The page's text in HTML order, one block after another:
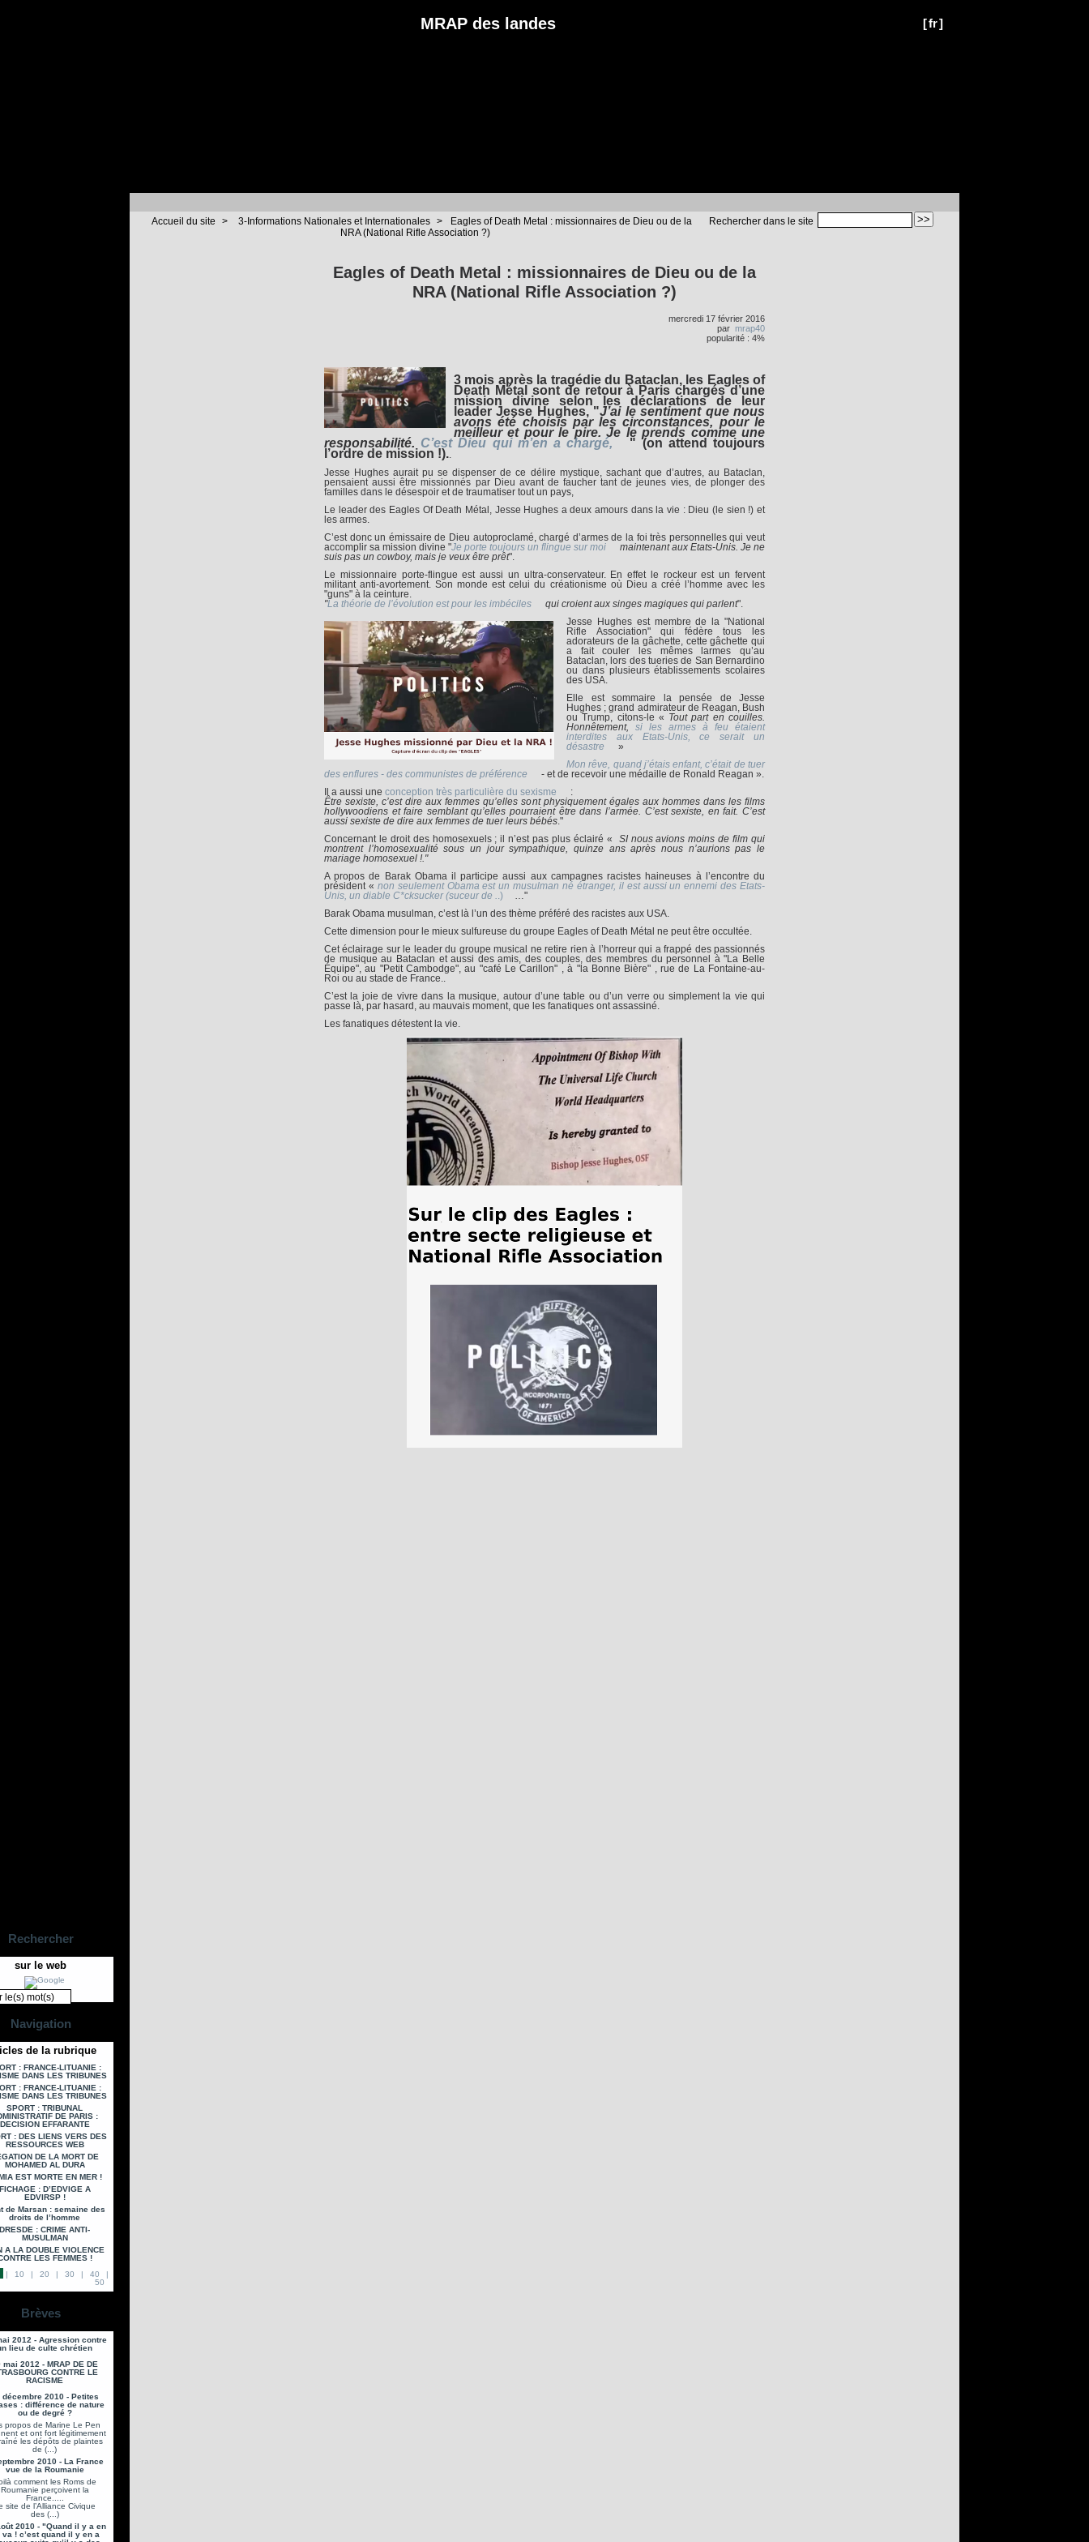
[fr]
MRAP des landes
Rechercher dans le site
Accueil du site > 3-Informations Nationales et Internationales >
Eagles of Death Metal : missionnaires de Dieu ou de la
NRA (National Rifle Association ?)
Eagles of Death Metal : missionnaires de Dieu ou de la
NRA (National Rifle Association ?)
mercredi 17 février 2016
par mrap40
popularité : 4%
3 mois après la tragédie du Bataclan, les Eagles of
Death Métal sont de retour à Paris chargés d’une
mission divine selon les déclarations de leur
leader Jesse Hughes, "J’ai le sentiment que nous
avons été choisis par les circonstances, pour le
meilleur et pour le pire. Je le prends comme une
responsabilité. C’est Dieu qui m’en a chargé, " (on attend toujours
l’ordre de mission !)..
Jesse Hughes aurait pu se dispenser de ce délire mystique, sachant que d’autres, au Bataclan,
pensaient aussi être missionnés par Dieu avant de faucher tant de jeunes vies, de plonger des
familles dans le désespoir et de traumatiser tout un pays,
Le leader des Eagles Of Death Métal, Jesse Hughes a deux amours dans la vie : Dieu (le sien !) et
les armes.
C’est donc un émissaire de Dieu autoproclamé, chargé d’armes de la foi très personnelles qui veut
accomplir sa mission divine "Je porte toujours un flingue sur moi
maintenant aux Etats-Unis. Je ne
suis pas un cowboy, mais je veux être prêt".
Le missionnaire porte-flingue est aussi un ultra-conservateur. En effet le rockeur est un fervent
militant anti-avortement. Son monde est celui du créationisme où Dieu a créé l’homme avec les
"guns" à la ceinture.
"La théorie de l’évolution est pour les imbéciles qui croient aux singes magiques qui parlent".
Jesse Hughes est membre de la "National
Rifle Association" qui fédère tous les
adorateurs de la gâchette, cette gâchette qui
a fait couler les mêmes larmes qu’au
Bataclan, lors des tueries de San Bernardino
ou dans plusieurs établissements scolaires
des USA.
Elle est sommaire la pensée de Jesse
Hughes ; grand admirateur de Reagan, Bush
ou Trump, citons-le « Tout part en couilles.
Honnêtement, si les armes à feu étaient
interdites aux Etats-Unis, ce serait un
désastre
»
Mon rêve, quand j’étais enfant, c’était de tuer
des enflures - des communistes de préférence
- et de recevoir une médaille de Ronald Reagan ».
Il a aussi une conception très particulière du sexisme
:
Être sexiste, c’est dire aux femmes qu’elles sont physiquement égales aux hommes dans les films
hollywoodiens et faire semblant qu’elles pourraient être dans l’armée. C’est sexiste, en fait. C’est
aussi sexiste de dire aux femmes de tuer leurs bébés."
Concernant le droit des homosexuels ; il n’est pas plus éclairé «
SI nous avions moins de film qui
montrent l’homosexualité sous un jour sympathique, quinze ans après nous n’aurions pas le
mariage homosexuel !."
A propos de Barak Obama il participe aussi aux campagnes racistes haineuses à l’encontre du
président « non seulement Obama est un musulman né étranger, il est aussi un ennemi des Etats-
Unis, un diable C*cksucker (suceur de ..)
…"
Barak Obama musulman, c’est là l’un des thème préféré des racistes aux USA.
Cette dimension pour le mieux sulfureuse du groupe Eagles of Death Métal ne peut être occultée.
Cet éclairage sur le leader du groupe musical ne retire rien à l’horreur qui a frappé des passionnés
de musique au Bataclan et aussi des amis, des couples, des membres du personnel à "La Belle
Équipe", au "Petit Cambodge", au "café Le Carillon" , à "la Bonne Bière" , rue de La Fontaine-au-
Roi ou au stade de France..
C’est la joie de vivre dans la musique, autour d’une table ou d’un verre ou simplement la vie qui
passe là, par hasard, au mauvais moment, que les fanatiques ont assassiné.
Les fanatiques détestent la vie.
Rechercher
sur le web
Navigation
de la rubrique
: FRANCE-LITUANIE :
DANS LES TRIBUNES
: FRANCE-LITUANIE :
DANS LES TRIBUNES
SPORT : TRIBUNAL
DE PARIS :
DECISION EFFARANTE
: DES LIENS VERS DES
RESSOURCES WEB
DE LA MORT DE
MOHAMED AL DURA
EST MORTE EN MER !
: D’EDVIGE A
EDVIRSP !
de Marsan : semaine des
droits de l’homme
DRESDE : CRIME ANTI-
MUSULMAN
A LA DOUBLE VIOLENCE
LES FEMMES !
|
10 | 20 | 30 | 40
|
50
Brèves
2012 - Agression contre
lieu de culte chrétien
mai 2012 - MRAP DE DE
CONTRE LE
RACISME
décembre 2010 - Petites
: différence de nature
ou de degré ?
propos de Marine Le Pen
et ont fort légitimement
les dépôts de plaintes
de (...)
2010 - La France
vue de la Roumanie
comment les Roms de
Roumanie perçoivent la
France.....
site de l’Alliance Civique
des (...)
2010 - "Quand il y a en
va ! c’est quand il y en a